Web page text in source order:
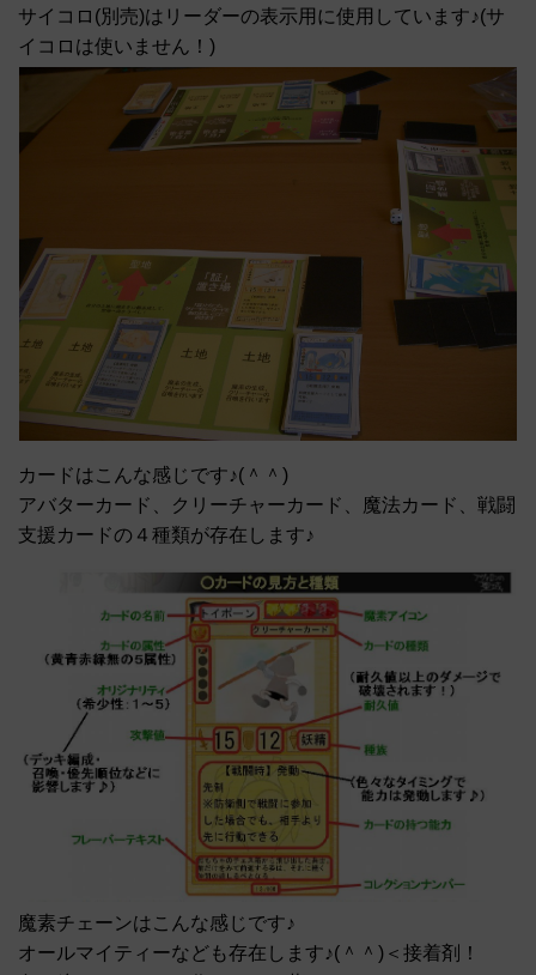
サイコロ(別売)はリーダーの表示用に使用しています♪(サ
イコロは使いません！)
カードはこんな感じです♪(＾＾)
アバターカード、クリーチャーカード、魔法カード、戦闘
支援カードの４種類が存在します♪
魔素チェーンはこんな感じです♪
オールマイティーなども存在します♪(＾＾)＜接着剤！